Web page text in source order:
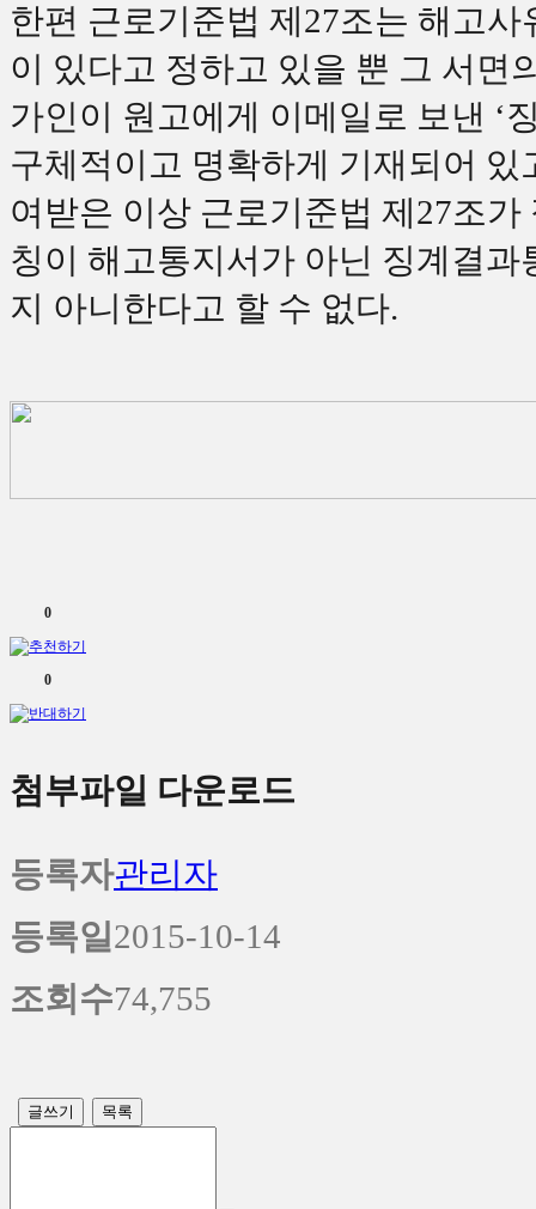
한편 근로기준법 제 27조는 해고사
이 있다고 정하고 있을 뿐 그 서면
가인이 원고에게 이메일로 보낸 ‘
구체적이고 명확하게 기재되어 있
여받은 이상 근로기준법 제 27조가
칭이 해고통지서가 아닌 징계결
지 아니한다고 할 수 없다.
0
0
첨부파일 다운로드
등록자관리자
등록일 2015-10-14
조회수74,755
글쓰기 목록